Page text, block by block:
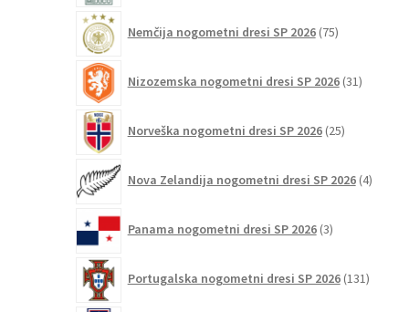
Nemčija nogometni dresi SP 2026 75izdelkov
Nizozemska nogometni dresi SP 2026 31izdelkov
Norveška nogometni dresi SP 2026 25izdelkov
Nova Zelandija nogometni dresi SP 2026 4izdelki
Panama nogometni dresi SP 2026 3izdelki
Portugalska nogometni dresi SP 2026 131